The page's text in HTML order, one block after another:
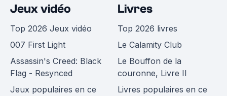
Jeux vidéo
Top 2026 Jeux vidéo
007 First Light
Assassin's Creed: Black
Flag - Resynced
Jeux populaires en ce
Livres
Top 2026 livres
Le Calamity Club
Le Bouffon de la
couronne, Livre II
Livres populaires en ce